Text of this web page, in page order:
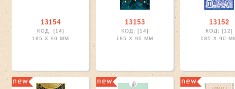
13154
КОД: [14]
185 X 90 ММ
13153
КОД: [14]
185 X 90 ММ
13152
КОД: [12]
185 X 90